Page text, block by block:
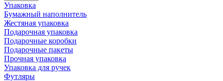
Упаковка
Бумажный наполнитель
Жестяная упаковка
Подарочная упаковка
Подарочные коробки
Подарочные пакеты
Прочная упаковка
Упаковка для ручек
Футляры